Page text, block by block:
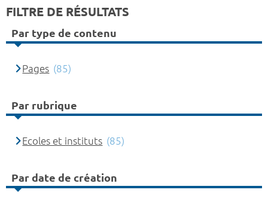
FILTRE DE RÉSULTATS
Par type de contenu
Pages (85)
Par rubrique
Ecoles et instituts (85)
Par date de création